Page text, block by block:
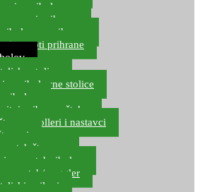
za ribolov
crve i prihranu
prihranu
recepti prihrane
stolice
za ribolovne stolice
ribolov
pribor za šteku
rolleri i nastavci
štapove
za match ribolov
match/waggler
najloni